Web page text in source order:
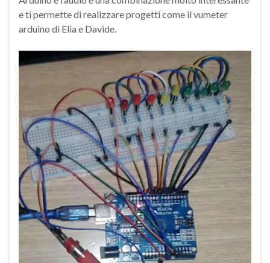
e ti permette di realizzare progetti come il vumeter
arduino di Elia e Davide.